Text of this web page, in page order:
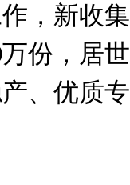
，新收
万份，居
、优质